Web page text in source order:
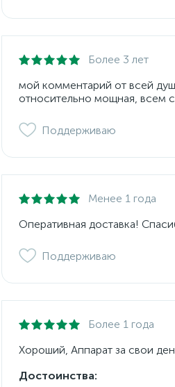
Более 3 лет
мой комментарий от всей
относительно мощная, всем
Поддерживаю
Менее 1 года
Оперативная доставка!
Поддерживаю
Более 1 года
Хороший, Аппарат за свои
Достоинства: